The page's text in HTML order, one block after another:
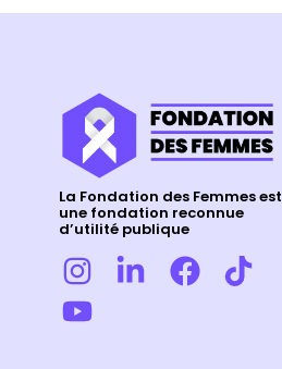
La Fondation des Femmes est
une fondation reconnue
d’utilité publique